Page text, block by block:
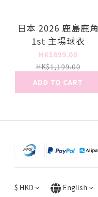
日本 2026 鹿島鹿角
1st 主場球衣
HK$899.00
HK$1,199.00
ADD TO CART
$ HKD English